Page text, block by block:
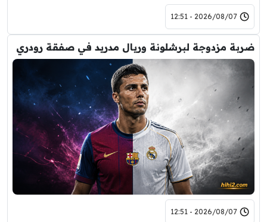
2026/08/07 - 12:51
ضربة مزدوجة لبرشلونة وريال مدريد في صفقة رودري
2026/08/07 - 12:51